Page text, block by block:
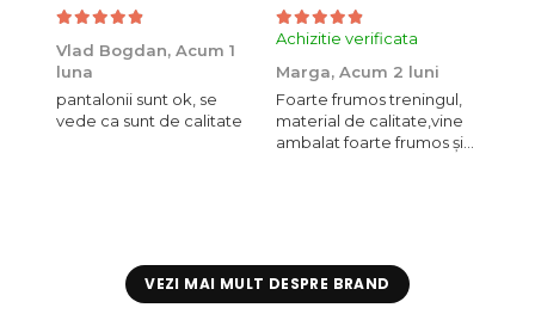
Vlad Bogdan, Acum 1
luna
pantalonii sunt ok, se
vede ca sunt de calitate
Achizitie verificata
Marga, Acum 2 luni
Foarte frumos treningul,
material de calitate,vine
ambalat foarte frumos și
VEZI MAI MULT DESPRE BRAND